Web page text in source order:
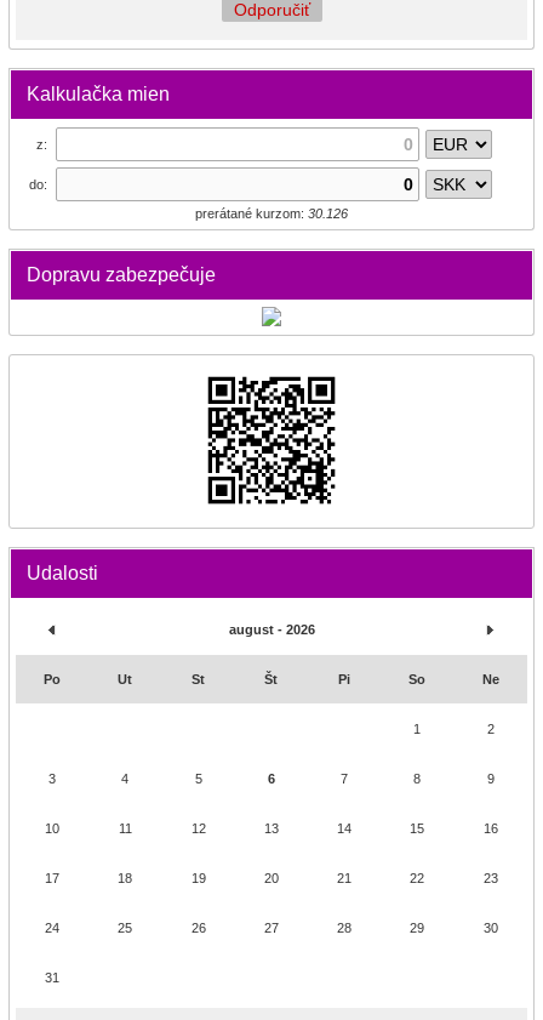
Odporučiť
Kalkulačka mien
z:
do:
prerátané kurzom: 30.126
Dopravu zabezpečuje
Udalosti
august - 2026
Po Ut St Št Pi So Ne
1 2
3 4 5 6 7 8 9
10 11 12 13 14 15 16
17 18 19 20 21 22 23
24 25 26 27 28 29 30
31